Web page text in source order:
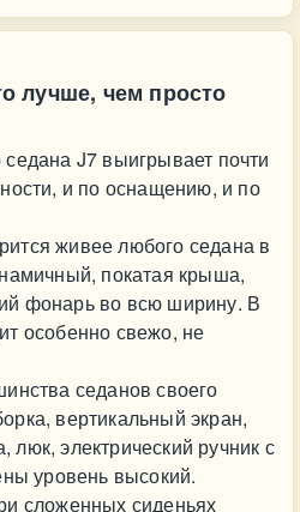
лучше, чем просто
J7 выигрывает почти
и по оснащению, и по
живее любого седана в
покатая крыша,
фонарь во всю ширину. В
особенно свежо, не
седанов своего
вертикальный экран,
электрический ручник с
уровень высокий.
сложенных сиденьях